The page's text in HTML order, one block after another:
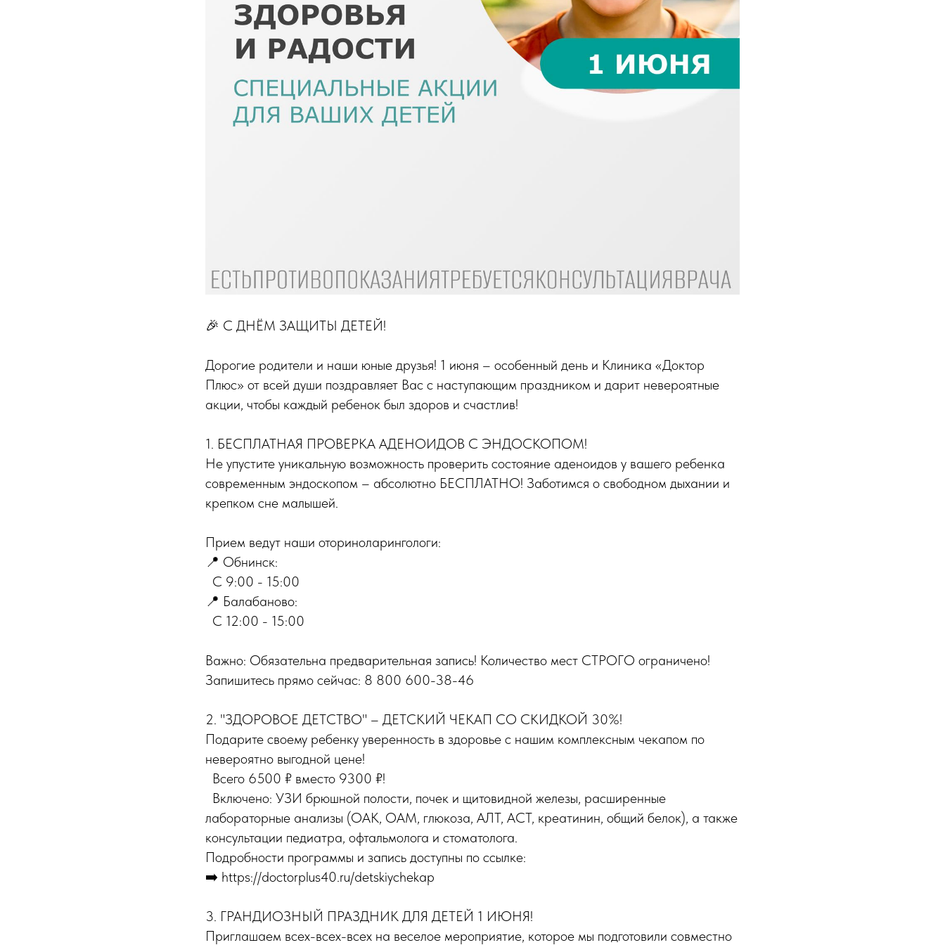
🎉 С ДНЁМ ЗАЩИТЫ ДЕТЕЙ!
Дорогие родители и наши юные друзья! 1 июня – особенный день и Клиника «Доктор
Плюс» от всей души поздравляет Вас с наступающим праздником и дарит невероятные
акции, чтобы каждый ребенок был здоров и счастлив!
1. БЕСПЛАТНАЯ ПРОВЕРКА АДЕНОИДОВ С ЭНДОСКОПОМ!
Не упустите уникальную возможность проверить состояние аденоидов у вашего ребенка
современным эндоскопом – абсолютно БЕСПЛАТНО! Заботимся о свободном дыхании и
крепком сне малышей.
Прием ведут наши оториноларингологи:
📍 Обнинск:
С 9:00 - 15:00
📍 Балабаново:
С 12:00 - 15:00
Важно: Обязательна предварительная запись! Количество мест СТРОГО ограничено!
Запишитесь прямо сейчас: 8 800 600-38-46
2. "ЗДОРОВОЕ ДЕТСТВО" – ДЕТСКИЙ ЧЕКАП СО СКИДКОЙ 30%!
Подарите своему ребенку уверенность в здоровье с нашим комплексным чекапом по
невероятно выгодной цене!
Всего 6500 ₽ вместо 9300 ₽!
Включено: УЗИ брюшной полости, почек и щитовидной железы, расширенные
лабораторные анализы (ОАК, ОАМ, глюкоза, АЛТ, АСТ, креатинин, общий белок), а также
консультации педиатра, офтальмолога и стоматолога.
Подробности программы и запись доступны по ссылке:
➡️ https://doctorplus40.ru/detskiychekap
3. ГРАНДИОЗНЫЙ ПРАЗДНИК ДЛЯ ДЕТЕЙ 1 ИЮНЯ!
Приглашаем всех-всех-всех на веселое мероприятие, которое мы подготовили совместно